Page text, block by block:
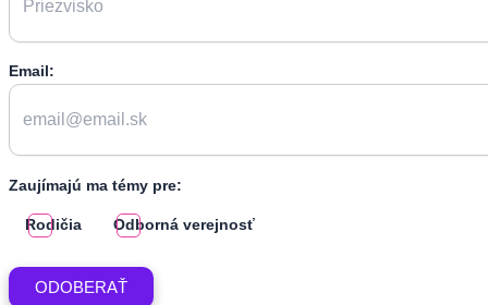
Email:
Zaujímajú ma témy pre:
Rodičia Odborná verejnosť